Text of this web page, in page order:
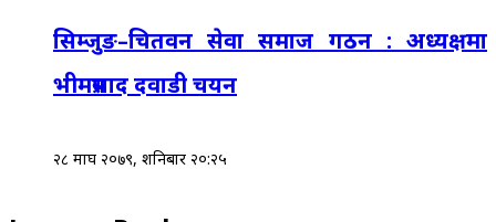
सिम्जुङ–चितवन सेवा समाज गठन : अध्यक्षमा
भीमप्रसाद दवाडी चयन
२८ माघ २०७९, शनिबार २०:२५